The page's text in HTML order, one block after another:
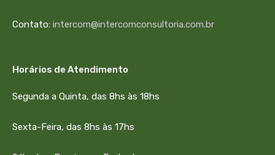
Contato: intercom@intercomconsultoria.com.br
Horários de Atendimento
Segunda a Quinta, das 8hs às 18hs
Sexta-Feira, das 8hs às 17hs